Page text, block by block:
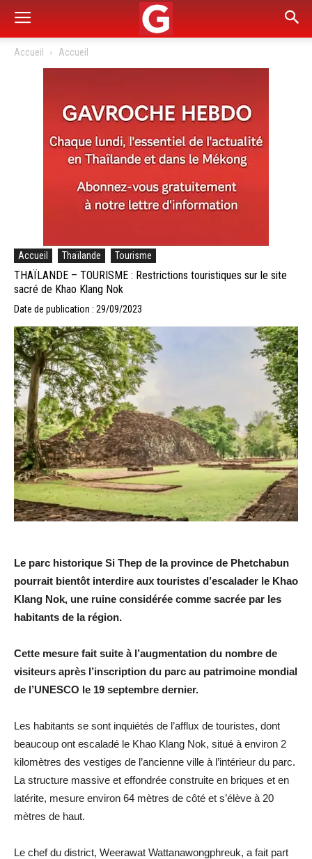
Accueil Accueil
Accueil Thaïlande Tourisme
THAÏLANDE – TOURISME : Restrictions touristiques sur le site
sacré de Khao Klang Nok
Date de publication : 29/09/2023
Le parc historique Si Thep de la province de Phetchabun
pourrait bientôt interdire aux touristes d’escalader le Khao
Klang Nok, une ruine considérée comme sacrée par les
habitants de la région.
Cette mesure fait suite à l’augmentation du nombre de
visiteurs après l’inscription du parc au patrimoine mondial
de l’UNESCO le 19 septembre dernier.
Les habitants se sont inquiétés de l’afflux de touristes, dont
beaucoup ont escaladé le Khao Klang Nok, situé à environ 2
kilomètres des vestiges de l’ancienne ville à l’intérieur du parc.
La structure massive et effondrée construite en briques et en
latérite, mesure environ 64 mètres de côté et s’élève à 20
mètres de haut.
Le chef du district, Weerawat Wattanawongphreuk, a fait part